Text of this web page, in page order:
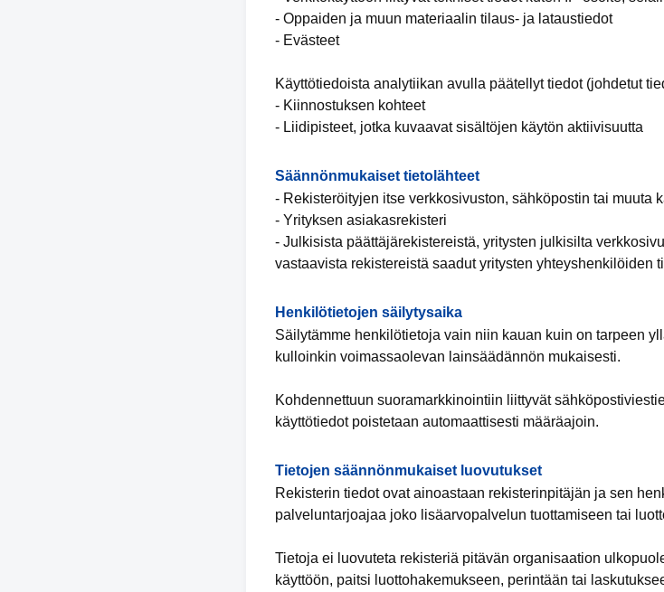
- Oppaiden ja muun materiaalin tilaus- ja lataustiedot
- Evästeet
Käyttötiedoista analytiikan avulla päätellyt tiedot (johdetut
- Kiinnostuksen kohteet
- Liidipisteet, jotka kuvaavat sisältöjen käytön aktiivisuutta
Säännönmukaiset tietolähteet
- Rekisteröityjen itse verkkosivuston, sähköpostin tai muuta
- Yrityksen asiakasrekisteri
- Julkisista päättäjärekistereistä, yritysten julkisilta
vastaavista rekistereistä saadut yritysten yhteyshenkilöiden
Henkilötietojen säilytysaika
Säilytämme henkilötietoja vain niin kauan kuin on tarpeen
kulloinkin voimassaolevan lainsäädännön mukaisesti.
Kohdennettuun suoramarkkinointiin liittyvät
käyttötiedot poistetaan automaattisesti määräajoin.
Tietojen säännönmukaiset luovutukset
Rekisterin tiedot ovat ainoastaan rekisterinpitäjän ja sen
palveluntarjoajaa joko lisäarvopalvelun tuottamiseen tai
Tietoja ei luovuteta rekisteriä pitävän organisaation
käyttöön, paitsi luottohakemukseen, perintään tai